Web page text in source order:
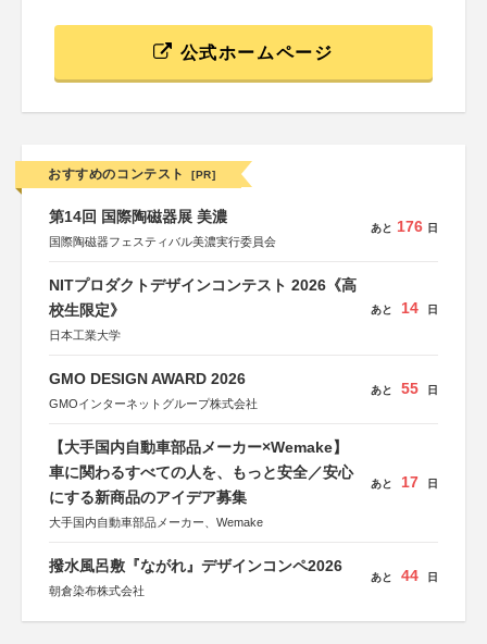
公式ホームページ
おすすめのコンテスト [PR]
第14回 国際陶磁器展 美濃
国際陶磁器フェスティバル美濃実行委員会
あと 176 日
NITプロダクトデザインコンテスト 2026《高
校生限定》
日本工業大学
あと 14 日
GMO DESIGN AWARD 2026
GMOインターネットグループ株式会社
あと 55 日
【大手国内自動車部品メーカー×Wemake】
車に関わるすべての人を、もっと安全／安心
にする新商品のアイデア募集
大手国内自動車部品メーカー、Wemake
あと 17 日
撥水風呂敷『ながれ』デザインコンペ2026
朝倉染布株式会社
あと 44 日